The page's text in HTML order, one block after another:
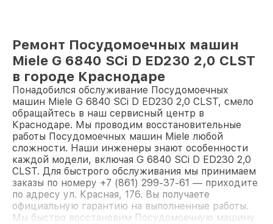
Ремонт Посудомоечных машин
Miele G 6840 SCi D ED230 2,0 CLST
в городе Краснодаре
Понадобился обслуживание Посудомоечных
машин Miele G 6840 SCi D ED230 2,0 CLST, смело
обращайтесь в наш сервисный центр в
Краснодаре. Мы проводим восстановительные
работы Посудомоечных машин Miele любой
сложности. Наши инженеры знают особенности
каждой модели, включая G 6840 SCi D ED230 2,0
CLST. Для быстрого обслуживания мы принимаем
заказы по номеру +7 (861) 299-37-61 — приходите
по адресу ул. Красная, 176. Вы получаете
официальную гарантию на выполненные работы.
Мы быстро восстановим Посудомоечную машину